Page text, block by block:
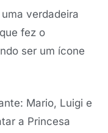
verdadeira
fez o
ser um ícone
Mario, Luigi e
a Princesa